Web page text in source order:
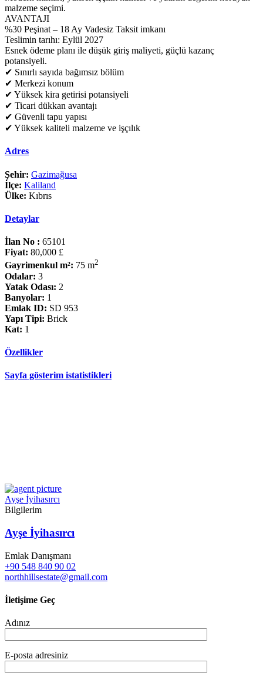
malzeme seçimi.
AVANTAJI
%30 Peşinat – 18 Ay Vadesiz Taksit imkanı
Teslimin tarıhı: Eylül 2027
Esnek ödeme planı ile düşük giriş maliyeti, güçlü kazanç
potansiyeli.
✔ Sınırlı sayıda bağımsız bölüm
✔ Merkezi konum
✔ Yüksek kira getirisi potansiyeli
✔ Ticari dükkan avantajı
✔ Güvenli tapu yapısı
✔ Yüksek kaliteli malzeme ve işçılık
Adres
Şehir: Gazimağusa
İlçe: Kaliland
Ülke: Kıbrıs
Detaylar
İlan No : 65101
Fiyat: 80,000 £
Gayrimenkul m²: 75 m2
Odalar: 3
Yatak Odası: 2
Banyolar: 1
Emlak ID: SD 953
Yapı Tipi: Brick
Kat: 1
Özellikler
Sayfa gösterim istatistikleri
Ayşe İyihasırcı
Bilgilerim
Ayşe İyihasırcı
Emlak Danışmanı
+90 548 840 90 02
northhillsestate@gmail.com
İletişime Geç
Adınız
E-posta adresiniz